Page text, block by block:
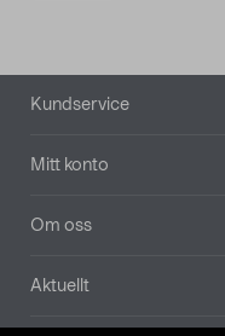
Sidfot
Kundservice
Mitt konto
Om oss
Aktuellt